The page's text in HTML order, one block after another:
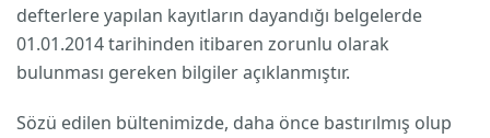
defterlere yapılan kayıtların dayandığı belgelerde
01.01.2014 tarihinden itibaren zorunlu olarak
bulunması gereken bilgiler açıklanmıştır.
Sözü edilen bültenimizde, daha önce bastırılmış olup